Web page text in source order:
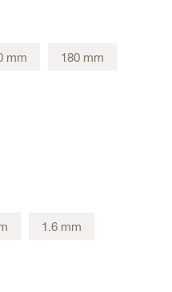
mm 180 mm
1.6 mm